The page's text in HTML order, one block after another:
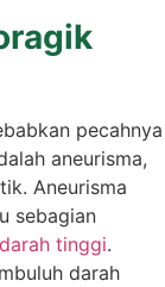
pecahnya
aneurisma,
Aneurisma
sebagian
tinggi.
darah